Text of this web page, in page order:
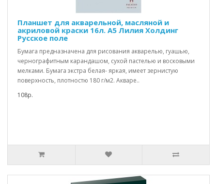
Планшет для акварельной, масляной и
акриловой краски 16л. А5 Лилия Холдинг
Русское поле
Бумага предназначена для рисования акварелью, гуашью,
чернографитным карандашом, сухой пастелью и восковыми
мелками. Бумага экстра белая- яркая, имеет зернистую
поверхность, плотностю 180 г/м2. Акваре..
108р.